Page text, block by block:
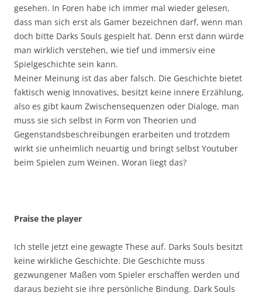
gesehen. In Foren habe ich immer mal wieder gelesen,
dass man sich erst als Gamer bezeichnen darf, wenn man
doch bitte Darks Souls gespielt hat. Denn erst dann würde
man wirklich verstehen, wie tief und immersiv eine
Spielgeschichte sein kann.
Meiner Meinung ist das aber falsch. Die Geschichte bietet
faktisch wenig Innovatives, besitzt keine innere Erzählung,
also es gibt kaum Zwischensequenzen oder Dialoge, man
muss sie sich selbst in Form von Theorien und
Gegenstandsbeschreibungen erarbeiten und trotzdem
wirkt sie unheimlich neuartig und bringt selbst Youtuber
beim Spielen zum Weinen. Woran liegt das?
Praise the player
Ich stelle jetzt eine gewagte These auf. Darks Souls besitzt
keine wirkliche Geschichte. Die Geschichte muss
gezwungener Maßen vom Spieler erschaffen werden und
daraus bezieht sie ihre persönliche Bindung. Dark Souls